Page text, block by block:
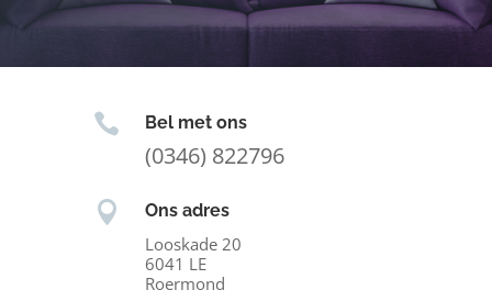
 Bel met ons
(0346) 822796
 Ons adres
Looskade 20
6041 LE
Roermond